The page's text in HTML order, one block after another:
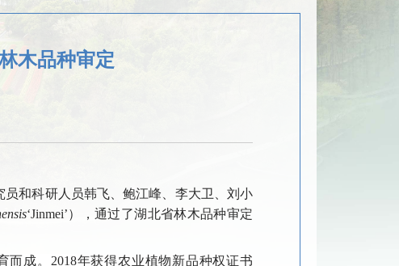
木品种审定
和科研人员韩飞、鲍江峰、李大卫、刘小
‘Jinmei’），通过了湖北省林木品种审定
而成。 2018年获得农业植物新品种权证书